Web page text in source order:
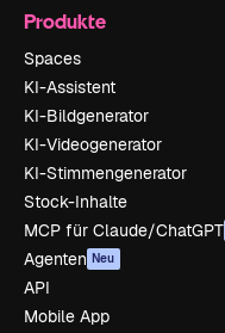
Produkte
Spaces
KI-Assistent
KI-Bildgenerator
KI-Videogenerator
KI-Stimmengenerator
Stock-Inhalte
MCP für Claude/ChatGPT
Agenten Neu
API
Mobile App